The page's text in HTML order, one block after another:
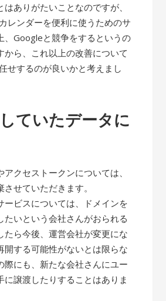
ありがたいことなのですが、
レンダーを便利に使うためのサ
、Googleと競争をするというの
から、これ以上の改善について
せするのが良いかと考えまし
ていたデータに
アクセストークンについては、
せていただきます。
ービスについては、ドメインを
たいという会社さんがおられる
たら今後、運営会社が変更にな
開する可能性がないとは限らな
際にも、新たな会社さんにユー
に譲渡したりすることはありま